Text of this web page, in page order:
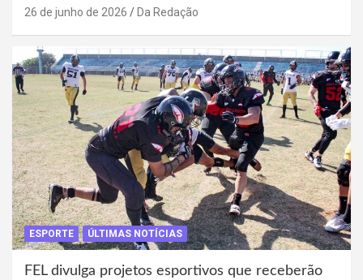
26 de junho de 2026 Da Redação
ESPORTE ÚLTIMAS NOTÍCIAS
FEL divulga projetos esportivos que receberão